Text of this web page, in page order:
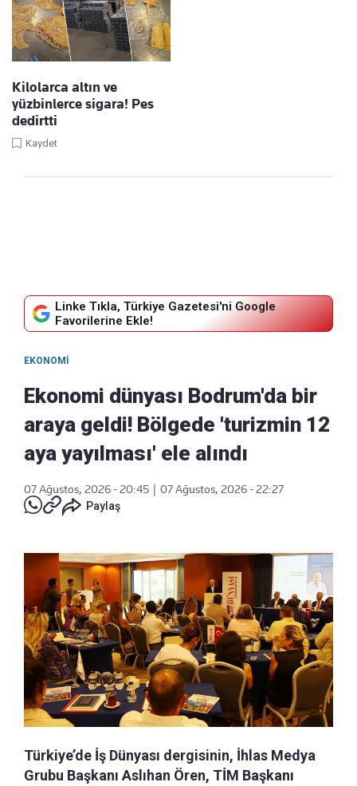
Kilolarca altın ve
yüzbinlerce sigara! Pes
dedirtti
Kaydet
Linke Tıkla, Türkiye Gazetesi'ni Google
Favorilerine Ekle!
EKONOMI
Ekonomi dünyası Bodrum'da bir
araya geldi! Bölgede 'turizmin 12
aya yayılması' ele alındı
07 Ağustos, 2026 - 20:45
07 Ağustos, 2026 - 22:27
Paylaş
Türkiye’de İş Dünyası dergisinin, İhlas Medya
Grubu Başkanı Aslıhan Ören, TİM Başkanı